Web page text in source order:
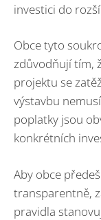
investici do
Obce tyto
zdůvodňují tím,
projektu se
výstavbu
poplatky jsou
konkrétních
Aby obce
transparentně,
pravidla